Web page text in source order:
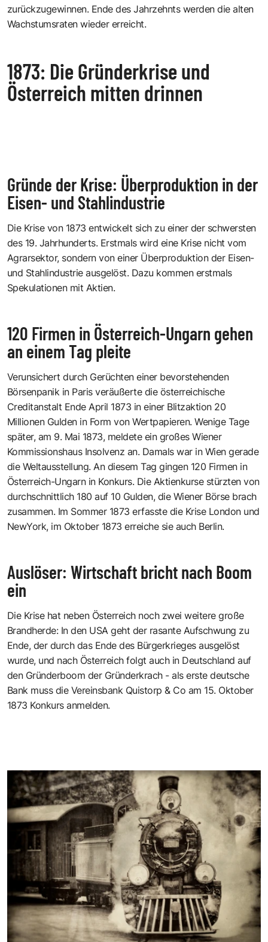
zurückzugewinnen. Ende des Jahrzehnts werden die alten
Wachstumsraten wieder erreicht.
1873: Die Gründerkrise und
Österreich mitten drinnen
Gründe der Krise: Überproduktion in der
Eisen- und Stahlindustrie
Die Krise von 1873 entwickelt sich zu einer der schwersten
des 19. Jahrhunderts. Erstmals wird eine Krise nicht vom
Agrarsektor, sondern von einer Überproduktion der Eisen-
und Stahlindustrie ausgelöst. Dazu kommen erstmals
Spekulationen mit Aktien.
120 Firmen in Österreich-Ungarn gehen
an einem Tag pleite
Verunsichert durch Gerüchten einer bevorstehenden
Börsenpanik in Paris veräußerte die österreichische
Creditanstalt Ende April 1873 in einer Blitzaktion 20
Millionen Gulden in Form von Wertpapieren. Wenige Tage
später, am 9. Mai 1873, meldete ein großes Wiener
Kommissionshaus Insolvenz an. Damals war in Wien gerade
die Weltausstellung. An diesem Tag gingen 120 Firmen in
Österreich-Ungarn in Konkurs. Die Aktienkurse stürzten von
durchschnittlich 180 auf 10 Gulden, die Wiener Börse brach
zusammen. Im Sommer 1873 erfasste die Krise London und
NewYork, im Oktober 1873 erreiche sie auch Berlin.
Auslöser: Wirtschaft bricht nach Boom
ein
Die Krise hat neben Österreich noch zwei weitere große
Brandherde: In den USA geht der rasante Aufschwung zu
Ende, der durch das Ende des Bürgerkrieges ausgelöst
wurde, und nach Österreich folgt auch in Deutschland auf
den Gründerboom der Gründerkrach - als erste deutsche
Bank muss die Vereinsbank Quistorp & Co am 15. Oktober
1873 Konkurs anmelden.